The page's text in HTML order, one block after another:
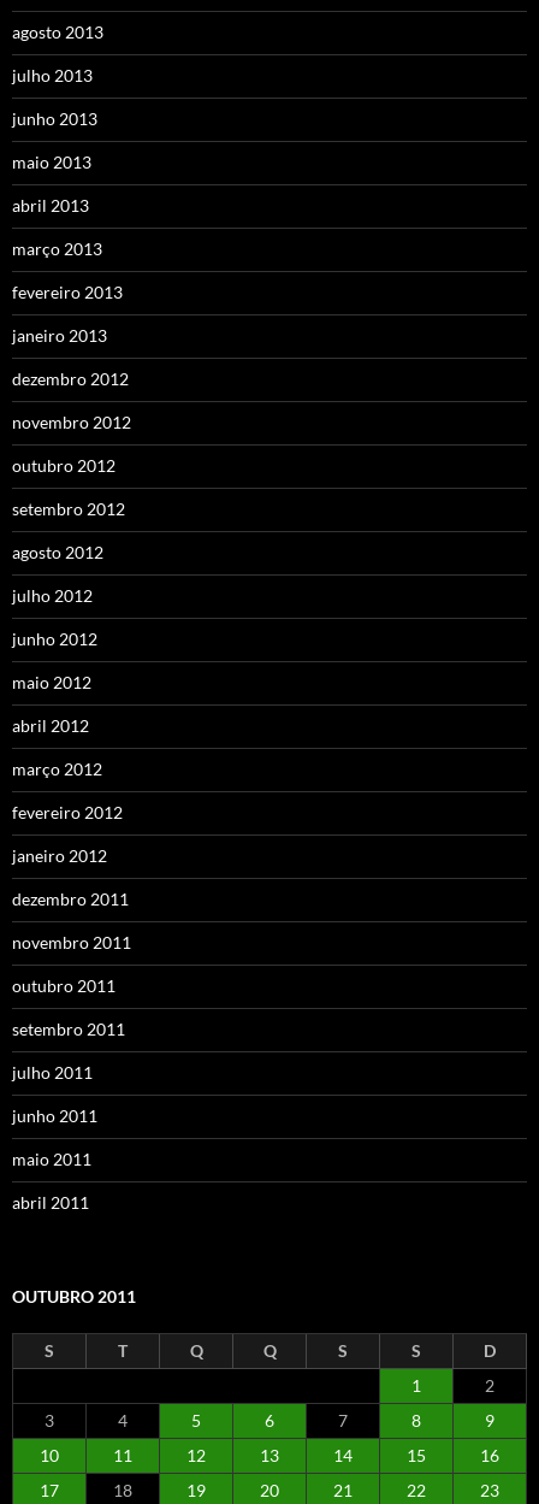
agosto 2013
julho 2013
junho 2013
maio 2013
abril 2013
março 2013
fevereiro 2013
janeiro 2013
dezembro 2012
novembro 2012
outubro 2012
setembro 2012
agosto 2012
julho 2012
junho 2012
maio 2012
abril 2012
março 2012
fevereiro 2012
janeiro 2012
dezembro 2011
novembro 2011
outubro 2011
setembro 2011
julho 2011
junho 2011
maio 2011
abril 2011
OUTUBRO 2011
S T Q Q S S
D
1
2
3
4 5 6 7 8
9
10
11 12 13 14 15
16
17
18 19 20 21 22 23